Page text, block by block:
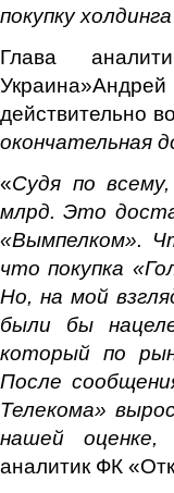
покупку
Глава
действительно
окончательная
«Судя по
млрд. Это
«Вымпелком».
что покупка
Но, на мой
были бы
который по
После
Телекома»
нашей оценке,
аналитик ФК